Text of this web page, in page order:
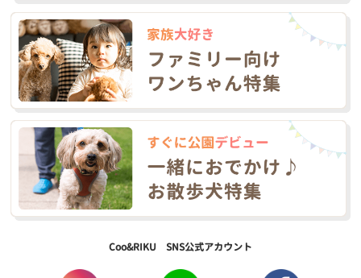
Coo&RIKU SNS公式アカウント